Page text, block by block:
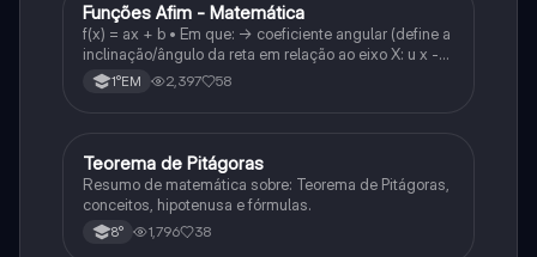
Matematica
Funções Afim - Matemática
f(x) = ax + b • Em que: -> coeficiente angular (define a
inclinação/ângulo da reta em relação ao eixo X: u x -
variável: a b → coeficiente linear (valor que corta o
eixo y).
1°EM 2,397 58
Matematica
Teorema de Pitágoras
Resumo de matemática sobre: Teorema de Pitágoras,
conceitos, hipotenusa e fórmulas.
8° 1,796 38